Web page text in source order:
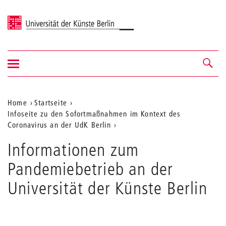
Universität der Künste Berlin
Navigation &
Suche
Navigation
ein-/ausblenden
Aktuelle
Position
der
Webseite
Home
Startseite
Infoseite zu den Sofortmaßnahmen im Kontext des
Coronavirus an der UdK Berlin
Informationen zum
Pandemiebetrieb an der
Universität der Künste Berlin